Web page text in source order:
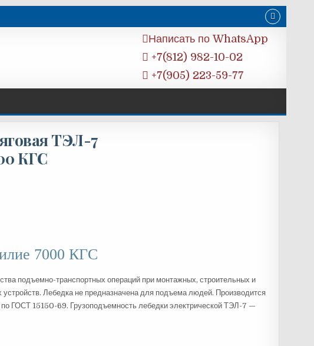
Написать по WhatsApp
+7(812) 982-10-02
+7(905) 223-59-77
ТЭЛ-7
КГС
7000 КГС
подъемно-транспортных операций при монтажных, строительных и
Лебедка не предназначена для подъема людей. Производится
ГОСТ 15150-69. Грузоподъемность лебедки электрической ТЭЛ-7 —